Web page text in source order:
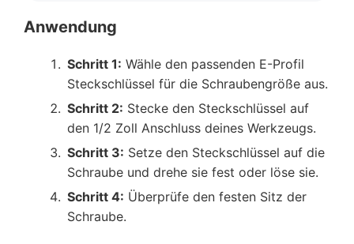
Anwendung
Schritt 1: Wähle den passenden E-Profil
Steckschlüssel für die Schraubengröße aus.
Schritt 2: Stecke den Steckschlüssel auf
den 1/2 Zoll Anschluss deines Werkzeugs.
Schritt 3: Setze den Steckschlüssel auf die
Schraube und drehe sie fest oder löse sie.
Schritt 4: Überprüfe den festen Sitz der
Schraube.